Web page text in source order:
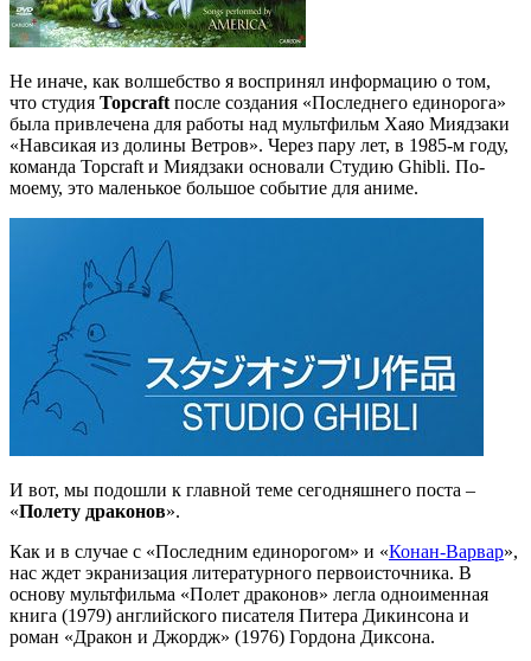
Не иначе, как волшебство я воспринял информацию о том,
что студия Topcraftпосле создания «Последнего единорога»
была привлечена для работы над мультфильм Хаяо Миядзаки
«Навсикая из долины Ветров». Через пару лет, в 1985-м году,
команда Topcraft и Миядзаки основали Студию Ghibli. По-
моему, это маленькое большое событие для аниме.
И вот, мы подошли к главной теме сегодняшнего поста –
«Полету драконов».
Как и в случае с «Последним единорогом» и «Конан-Варвар»,
нас ждет экранизация литературного первоисточника. В
основу мультфильма «Полет драконов» легла одноименная
книга (1979) английского писателя Питера Дикинсона и
роман «Дракон и Джордж» (1976) Гордона Диксона.